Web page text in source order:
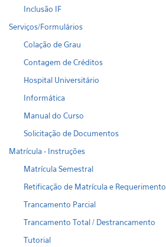
Inclusão IF
Serviços/Formulários
Colação de Grau
Contagem de Créditos
Hospital Universitário
Informática
Manual do Curso
Solicitação de Documentos
Matrícula - Instruções
Matrícula Semestral
Retificação de Matrícula e Requerimento
Trancamento Parcial
Trancamento Total / Destrancamento
Tutorial